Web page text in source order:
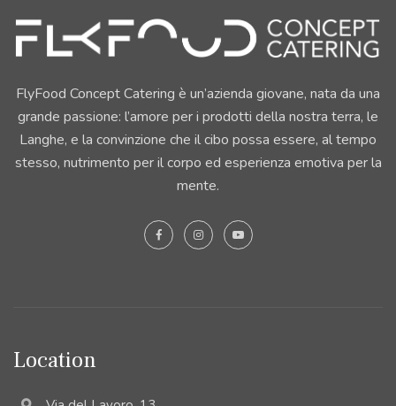
FlyFood Concept Catering è un’azienda giovane, nata da una
grande passione: l’amore per i prodotti della nostra terra, le
Langhe, e la convinzione che il cibo possa essere, al tempo
stesso, nutrimento per il corpo ed esperienza emotiva per la
mente.
Location